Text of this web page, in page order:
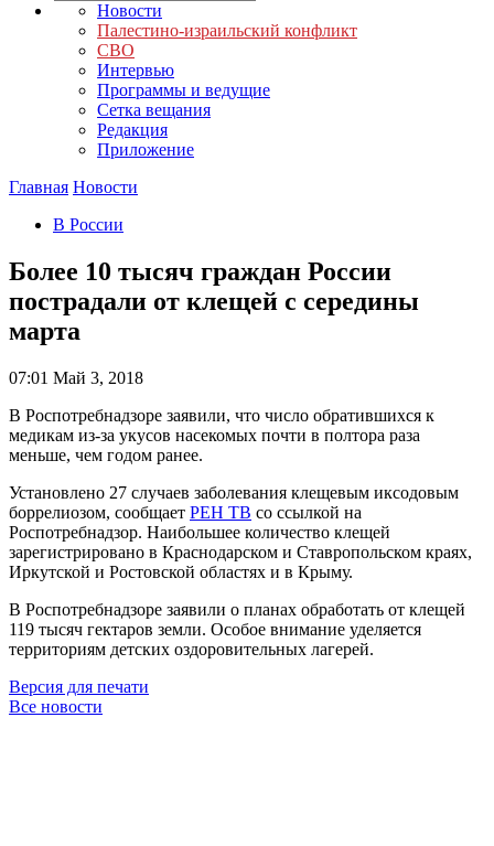
Новости
Палестино-израильский конфликт
СВО
Интервью
Программы и ведущие
Сетка вещания
Редакция
Приложение
Главная Новости
В России
Более 10 тысяч граждан России
пострадали от клещей с середины
марта
07:01 Май 3, 2018
В Роспотребнадзоре заявили, что число обратившихся к
медикам из-за укусов насекомых почти в полтора раза
меньше, чем годом ранее.
Установлено 27 случаев заболевания клещевым иксодовым
боррелиозом, сообщает РЕН ТВ со ссылкой на
Роспотребнадзор. Наибольшее количество клещей
зарегистрировано в Краснодарском и Ставропольском краях,
Иркутской и Ростовской областях и в Крыму.
В Роспотребнадзоре заявили о планах обработать от клещей
119 тысяч гектаров земли. Особое внимание уделяется
территориям детских оздоровительных лагерей.
Версия для печати
Все новости